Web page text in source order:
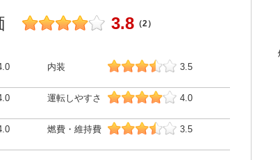
3.8 （2）
内装 3.5
運転しやすさ 4.0
燃費・維持費 3.5